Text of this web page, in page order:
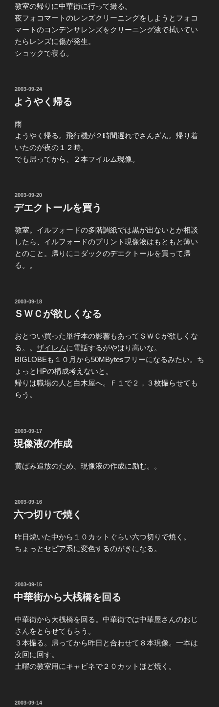
教室の帰りに中華街に行って撮る。
夜フォコマートのレンズクリーニングをしようとフォコ
マートのコンデンサレンズをクリーニング液で拭いてい
たらレンズに傷が発生。
ショックで寝る。
投
稿
日:
2003-09-24
ようやく帰る
雨
ようやく帰る。飛行機が２時間遅れでさんざん。帰り着
いたのが夜の１２時。
でも帰ってから、２本フイルム現像。
投
稿
日:
2003-09-20
デエクトールを買う
教室。イルフォードの多階調紙では黒が出ないとか相談
したら、イルフォードのプリント現像液はもともと薄い
とのこと。帰りにコダックのデエクトールを買って帰
る。。
投
稿
日:
2003-09-18
ＳＷＣが欲しくなる
おとつい買った単行本の影響もあってＳＷＣが欲しくな
る。。 ザイレムに電話するがやはり高いな。
BIGLOBEも１０月から50MBytesフリーになるみたい。ち
ょっとHPの構成考えないと。
帰りは職場の人と白木屋へ。Ｆ１で２，３枚撮らせても
らう。
投
稿
日:
2003-09-17
現像液の作成
黄ばみ追放のため、現像液の作成に励む。。
投
稿
日:
2003-09-16
六つ切りで焼く
昨日焼いた中から１０カットぐらい六つ切りで焼く。
ちょっとセピア系に変色するのがきになる。
投
稿
日:
2003-09-15
中華街から大桟橋を回る
中華街から大桟橋を回る。中華街では中華屋さんのおじ
さんをとらせてもらう。
３本撮る。帰ってから昨日と合わせて８本現像。一本は
次回に回す。
土曜の教室用にキャビネで２０カットほど焼く。
投
2003-09-14